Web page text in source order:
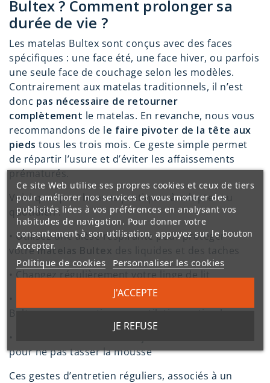
Bultex ? Comment prolonger sa
durée de vie ?
Les matelas Bultex sont conçus avec des faces
spécifiques : une face été, une face hiver, ou parfois
une seule face de couchage selon les modèles.
Contrairement aux matelas traditionnels, il n’est
donc pas nécessaire de retourner
complètement le matelas. En revanche, nous vous
recommandons de le faire pivoter de la tête aux
pieds tous les trois mois. Ce geste simple permet
de répartir l’usure et d’éviter les affaissements
prématurés.
Voici quelques bonnes pratiques à adopter au
quotidien :
• Utilisez une alèse respirante pour protéger
votrematelas Bultex des liquides et des taches
• Changez régulièrement votre linge de lit
•
Privilégiez un sommier adapté à la technologie
Bultex pour garantir une ventilation optimale
•
pour ne pas tasser la mousse
Ces gestes d’entretien réguliers, associés à un
Ce site Web utilise ses propres cookies et ceux de tiers
pour améliorer nos services et vous montrer des
publicités liées à vos préférences en analysant vos
habitudes de navigation. Pour donner votre
consentement à son utilisation, appuyez sur le bouton
Accepter.
Politique de cookies Personnaliser les cookies
JE REFUSE
J'ACCEPTE